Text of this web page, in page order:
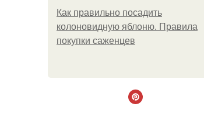
Как правильно посадить
колоновидную яблоню. Правила
покупки саженцев